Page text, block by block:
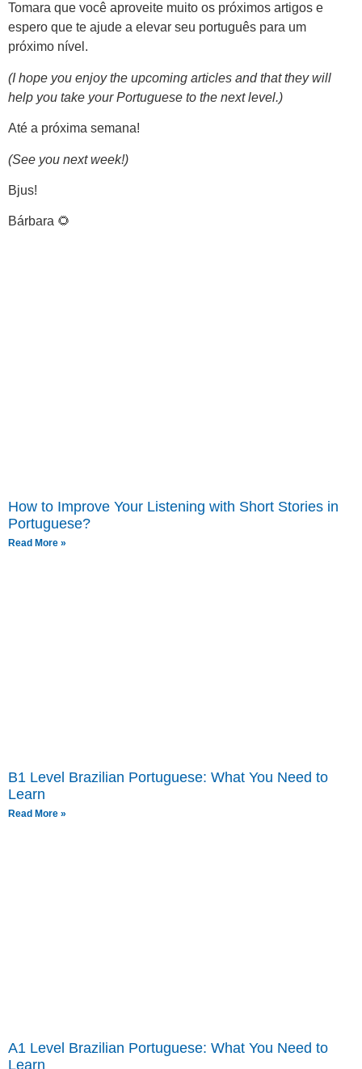
Tomara que você aproveite muito os próximos artigos e
espero que te ajude a elevar seu português para um
próximo nível.
(I hope you enjoy the upcoming articles and that they will
help you take your Portuguese to the next level.)
Até a próxima semana!
(See you next week!)
Bjus!
Bárbara 🌻
How to Improve Your Listening with Short Stories in
Portuguese?
Read More »
B1 Level Brazilian Portuguese: What You Need to
Learn
Read More »
A1 Level Brazilian Portuguese: What You Need to
Learn